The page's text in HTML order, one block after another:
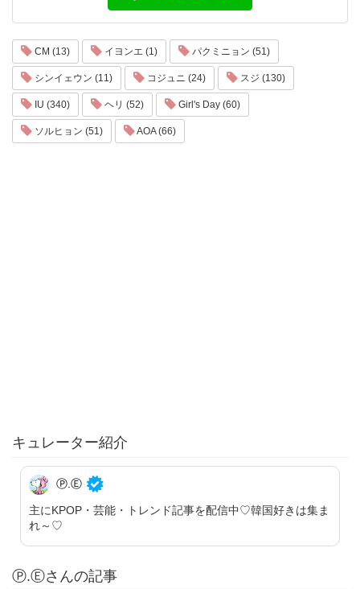
CM (13) イヨンエ (1) パクミニョン (51)
シンイェウン (11) コジュニ (24) スジ (130)
IU (340) ヘリ (52) Girl's Day (60)
ソルヒョン (51) AOA (66)
キュレーター紹介
Ⓟ.Ⓔ
主にKPOP・芸能・トレンド記事を配信中♡韓国好きは集ま
れ～♡
Ⓟ.Ⓔさんの記事